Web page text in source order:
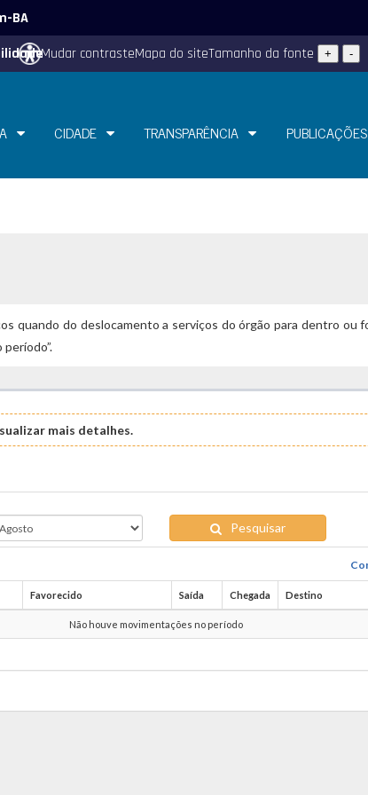
BA
Mudar contrasteMapa do siteTamanho da fonte + -
CIDADE TRANSPARÊNCIA PUBLICAÇÕES